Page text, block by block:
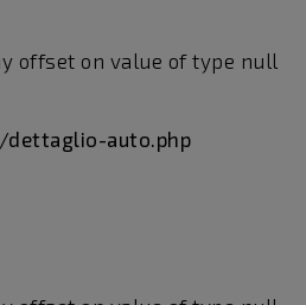
offset on value of type null
auto.php